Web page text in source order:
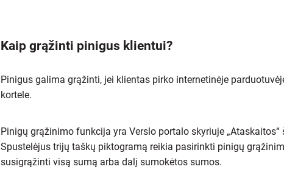
Kaip grąžinti pinigus klientui?
Pinigus galima grąžinti, jei klientas pirko internetinėje
kortele.
Pinigų grąžinimo funkcija yra Verslo portalo skyriuje
Spustelėjus trijų taškų piktogramą reikia pasirinkti pinigų
susigrąžinti visą sumą arba dalį sumokėtos sumos.